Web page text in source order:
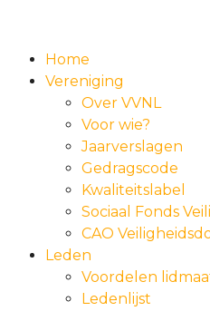
Home
Vereniging
Over VVNL
Voor wie?
Jaarverslagen
Gedragscode
Kwaliteitslabel
Sociaal Fonds
CAO
Leden
Voordelen
Ledenlijst